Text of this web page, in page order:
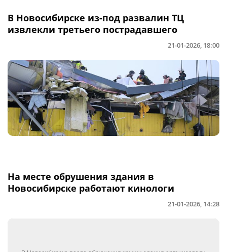
В Новосибирске из-под развалин ТЦ
извлекли третьего пострадавшего
21-01-2026, 18:00
На месте обрушения здания в
Новосибирске работают кинологи
21-01-2026, 14:28